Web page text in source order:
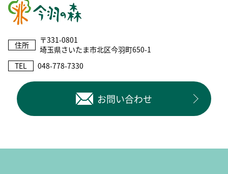
住所
〒331-0801
埼玉県さいたま市北区今羽町650-1
TEL
048-778-7330
お問い合わせ